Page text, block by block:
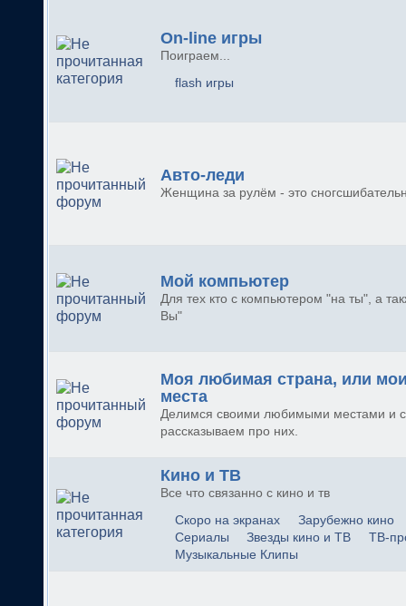
On-line игры
Поиграем...
flash игры
Авто-леди
Женщина за рулём - это
Мой компьютер
Для тех кто с компьютером "на ты", а
Вы"
Моя любимая страна, или
места
Делимся своими любимыми местами и
рассказываем про них.
Кино и ТВ
Все что связанно с кино и тв
Скоро на экранах
Зарубежно кино
Сериалы
Звезды кино и ТВ
ТВ-
Музыкальные Клипы